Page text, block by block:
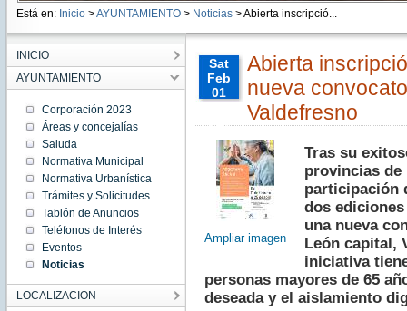
Está en: Inicio >AYUNTAMIENTO> Noticias> Abierta inscripció...
INICIO
AYUNTAMIENTO
Corporación 2023
Áreas y concejalías
Saluda
Normativa Municipal
Normativa Urbanística
Trámites y Solicitudes
Tablón de Anuncios
Teléfonos de Interés
Eventos
Noticias
LOCALIZACION
Sat
Feb
01
00:00:00
Sat Feb
01
00:00:00
CET
2025
Sat Feb
01
00:00:00
CET
2025
Abierta
nueva
Valdefresno
Ampliar imagen
Tras su
provincias de
participación
dos
una nueva
León capital,
iniciativa
personas mayores de 65
deseada y el aislamiento